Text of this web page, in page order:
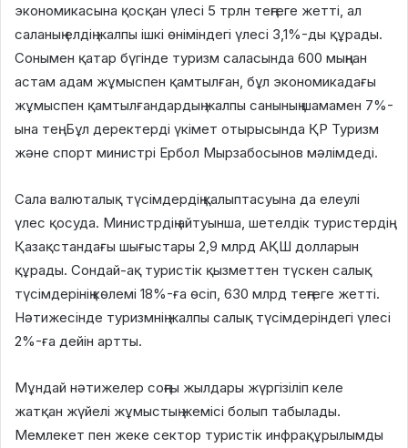
экономикасына қосқан үлесі 5 трлн теңгеге жетті, ал
саланың елдің жалпы ішкі өніміндегі үлесі 3,1%-ды құрады.
Сонымен қатар бүгінде туризм саласында 600 мыңнан
астам адам жұмыспен қамтылған, бұл экономикадағы
жұмыспен қамтылғандардың жалпы санының шамамен 7%-
ына тең. Бұл деректерді үкімет отырысында ҚР Туризм
және спорт министрі Ербол Мырзабосынов мәлімдеді.
Сала валюталық түсімдердің қалыптасуына да елеулі
үлес қосуда. Министрдің айтуынша, шетелдік туристердің
Қазақстандағы шығыстары 2,9 млрд АҚШ долларын
құрады. Сондай-ақ туристік қызметтен түскен салық
түсімдерінің көлемі 18%-ға өсіп, 630 млрд теңгеге жетті.
Нәтижесінде туризмнің жалпы салық түсімдеріндегі үлесі
2%-ға дейін артты.
Мұндай нәтижелер соңғы жылдары жүргізіліп келе
жатқан жүйелі жұмыстың жемісі болып табылады.
Мемлекет пен жеке сектор туристік инфрақұрылымды